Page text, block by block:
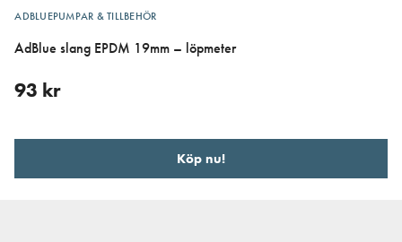
ADBLUEPUMPAR & TILLBEHÖR
AdBlue slang EPDM 19mm – löpmeter
93 kr
Köp nu!